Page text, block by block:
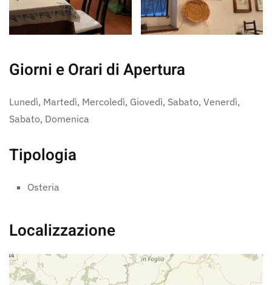
Giorni e Orari di Apertura
Lunedì, Martedì, Mercoledì, Giovedì, Sabato, Venerdì,
Sabato, Domenica
Tipologia
Osteria
Localizzazione